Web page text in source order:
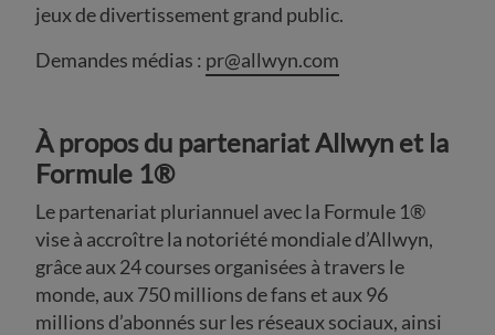
jeux de divertissement grand public.
Demandes médias : pr@allwyn.com
À propos du partenariat Allwyn et la
Formule 1®
Le partenariat pluriannuel avec la Formule 1®
vise à accroître la notoriété mondiale d’Allwyn,
grâce aux 24 courses organisées à travers le
monde, aux 750 millions de fans et aux 96
millions d’abonnés sur les réseaux sociaux, ainsi